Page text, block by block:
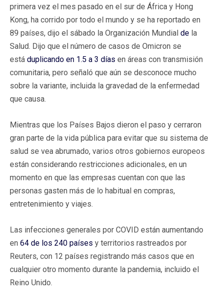
primera vez el mes pasado en el sur de África y Hong
Kong, ha corrido por todo el mundo y se ha reportado en
89 países, dijo el sábado la Organización Mundial de la
Salud. Dijo que el número de casos de Omicron se
está duplicando en 1.5 a 3 días en áreas con transmisión
comunitaria, pero señaló que aún se desconoce mucho
sobre la variante, incluida la gravedad de la enfermedad
que causa.
Mientras que los Países Bajos dieron el paso y cerraron
gran parte de la vida pública para evitar que su sistema de
salud se vea abrumado, varios otros gobiernos europeos
están considerando restricciones adicionales, en un
momento en que las empresas cuentan con que las
personas gasten más de lo habitual en compras,
entretenimiento y viajes.
Las infecciones generales por COVID están aumentando
en 64 de los 240 países y territorios rastreados por
Reuters, con 12 países registrando más casos que en
cualquier otro momento durante la pandemia, incluido el
Reino Unido.